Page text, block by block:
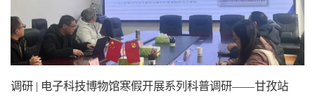
调研 | 电子科技博物馆寒假开展系列科普调研——甘孜站